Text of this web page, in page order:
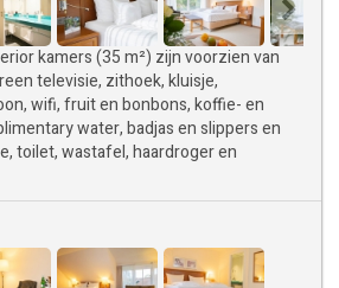
kamers (35 m²) zijn voorzien van
televisie, zithoek, kluisje,
wifi, fruit en bonbons, koffie- en
water, badjas en slippers en
toilet, wastafel, haardroger en